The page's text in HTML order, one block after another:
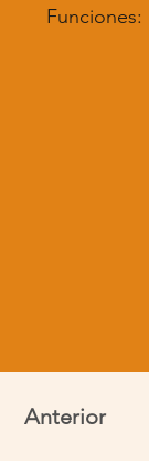
Anterior
Funciones: